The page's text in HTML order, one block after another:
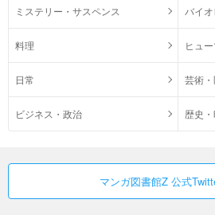
ミステリー・サスペンス バイ
料理 ヒュ
日常 芸術
ビジネス・政治 歴史
マンガ図書館Z 公式